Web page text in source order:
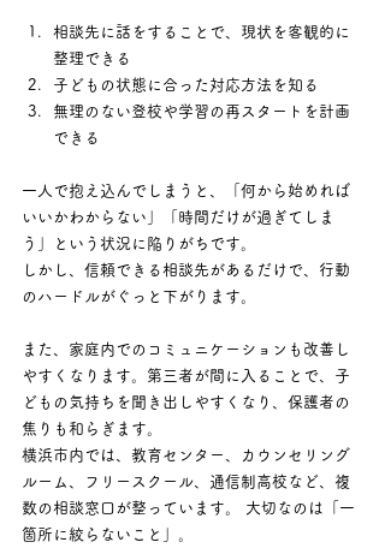
相談先に話をすることで、現状を客観的に
整理できる
子どもの状態に合った対応方法を知る
無理のない登校や学習の再スタートを計画
できる
一人で抱え込んでしまうと、「何から始めれば
いいかわからない」「時間だけが過ぎてしま
う」という状況に陥りがちです。
しかし、信頼できる相談先があるだけで、行動
のハードルがぐっと下がります。
また、家庭内でのコミュニケーションも改善し
やすくなります。第三者が間に入ることで、子
どもの気持ちを聞き出しやすくなり、保護者の
焦りも和らぎます。
横浜市内では、教育センター、カウンセリング
ルーム、フリースクール、通信制高校など、複
数の相談窓口が整っています。 大切なのは「一
箇所に絞らないこと」。